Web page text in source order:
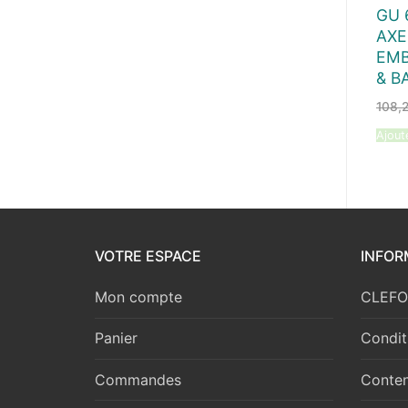
GU
&
VOTRE ESPACE
Mon compte
Panier
Commandes